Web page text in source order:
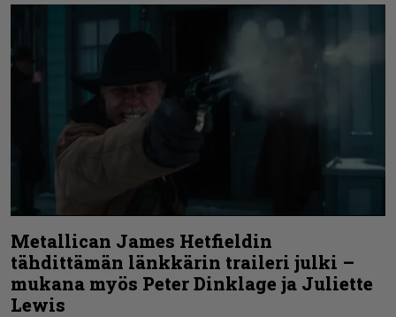
Metallican James Hetfieldin
tähdittämän länkkärin traileri julki –
mukana myös Peter Dinklage ja Juliette
Lewis